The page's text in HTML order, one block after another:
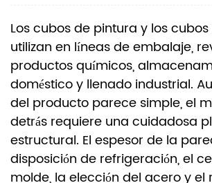
Los cubos de pintura y los
utilizan en líneas de embalaje,
productos químicos,
doméstico y llenado industrial.
del producto parece simple, el
detrás requiere una cuidadosa
estructural. El espesor de la
disposición de refrigeración, el
molde, la elección del acero y